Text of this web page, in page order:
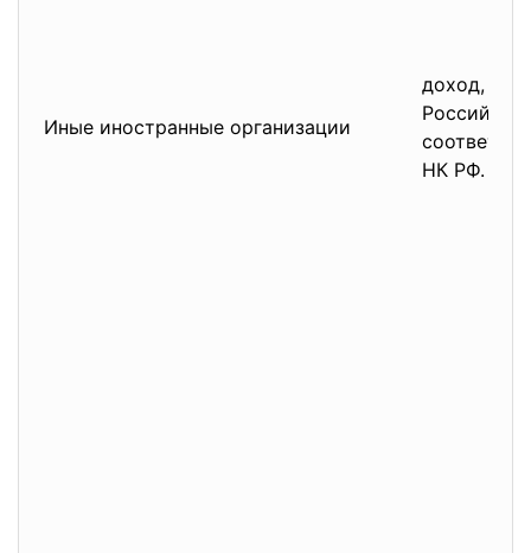
Иные иностранные организации
доход,
НК РФ.